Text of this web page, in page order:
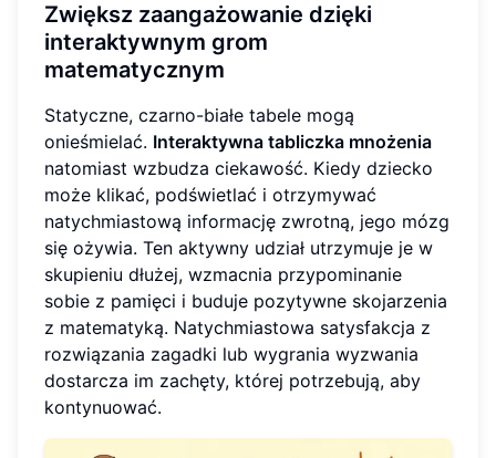
Zwiększ zaangażowanie dzięki
interaktywnym grom
matematycznym
Statyczne, czarno-białe tabele mogą
onieśmielać. Interaktywna tabliczka mnożenia
natomiast wzbudza ciekawość. Kiedy dziecko
może klikać, podświetlać i otrzymywać
natychmiastową informację zwrotną, jego mózg
się ożywia. Ten aktywny udział utrzymuje je w
skupieniu dłużej, wzmacnia przypominanie
sobie z pamięci i buduje pozytywne skojarzenia
z matematyką. Natychmiastowa satysfakcja z
rozwiązania zagadki lub wygrania wyzwania
dostarcza im zachęty, której potrzebują, aby
kontynuować.